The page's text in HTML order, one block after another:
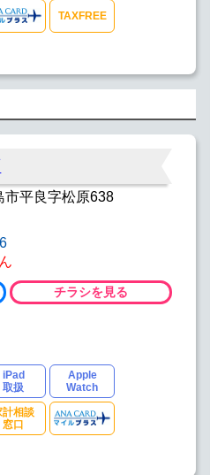
TAXFREE
市平良字松原638
チラシを見る
iPad
取扱
Apple
Watch
計相談
窓口